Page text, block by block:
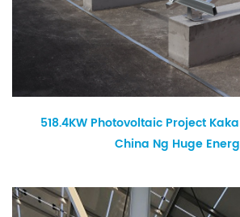
518.4KW Photovoltaic Project
China Ng Huge